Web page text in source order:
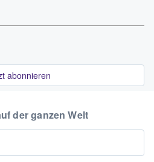
abonnieren
der ganzen Welt